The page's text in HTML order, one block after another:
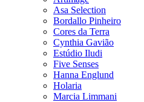
Asa Selection
Bordallo Pinheiro
Cores da Terra
Cynthia Gavião
Estúdio Iludi
Five Senses
Hanna Englund
Holaria
Marcia Limmani